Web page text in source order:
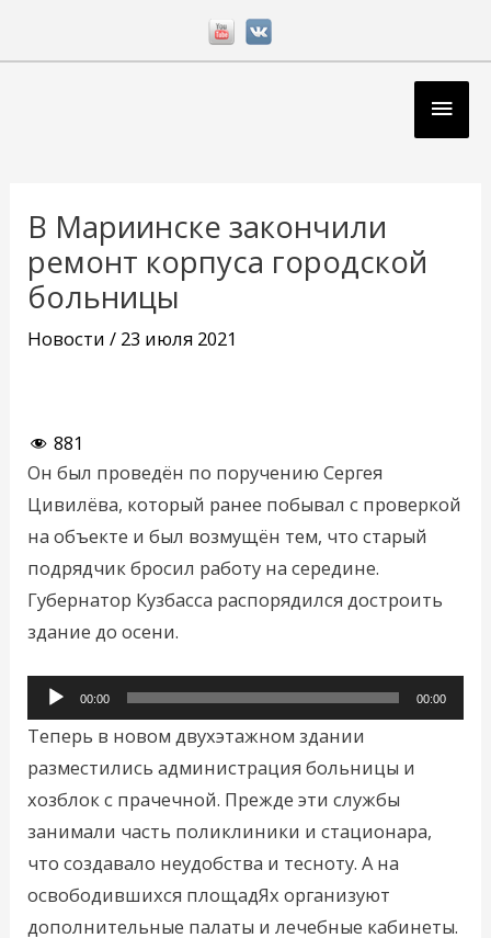
В Мариинске закончили
ремонт корпуса городской
больницы
Новости / 23 июля 2021
881
Он был проведён по поручению Сергея
Цивилёва, который ранее побывал с проверкой
на объекте и был возмущён тем, что старый
подрядчик бросил работу на середине.
Губернатор Кузбасса распорядился достроить
здание до осени.
Аудиоплеер
00:00 00:00
Теперь в новом двухэтажном здании
разместились администрация больницы и
хозблок с прачечной. Прежде эти службы
занимали часть поликлиники и стационара,
что создавало неудобства и тесноту. А на
освободившихся площадЯх организуют
дополнительные палаты и лечебные кабинеты.
записям